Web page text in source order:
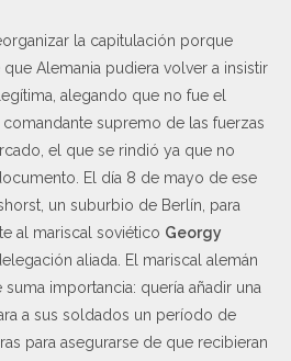
la capitulación porque
Alemania pudiera volver a insistir
alegando que no fue el
, comandante supremo de las fuerzas
el que se rindió ya que no
El día 8 de mayo de ese
un suburbio de Berlín, para
al mariscal soviético Georgy
aliada. El mariscal alemán
importancia: quería añadir una
a sus soldados un período de
para asegurarse de que recibieran